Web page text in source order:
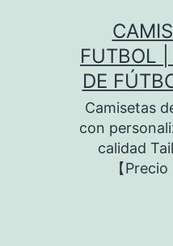
FUTBOL |
DE
Camisetas
con
calidad
【